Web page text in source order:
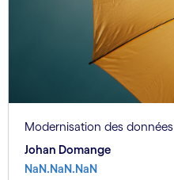
Modernisation des données
Johan Domange
NaN.NaN.NaN